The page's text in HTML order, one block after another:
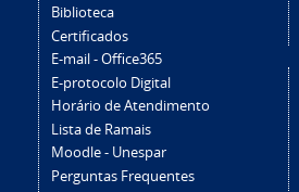
Biblioteca
Certificados
E-mail - Office365
E-protocolo Digital
Horário de Atendimento
Lista de Ramais
Moodle - Unespar
Perguntas Frequentes